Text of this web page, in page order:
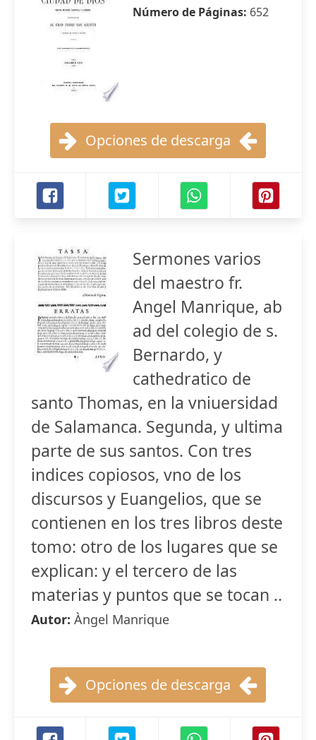
Número de Páginas: 652
Opciones de descarga
Sermones varios
del maestro fr.
Angel Manrique, ab
ad del colegio de s.
Bernardo, y
cathedratico de
santo Thomas, en la vniuersidad
de Salamanca. Segunda, y ultima
parte de sus santos. Con tres
indices copiosos, vno de los
discursos y Euangelios, que se
contienen en los tres libros deste
tomo: otro de los lugares que se
explican: y el tercero de las
materias y puntos que se tocan ..
Autor: Àngel Manrique
Opciones de descarga